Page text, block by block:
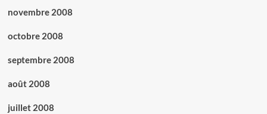
novembre 2008
octobre 2008
septembre 2008
août 2008
juillet 2008